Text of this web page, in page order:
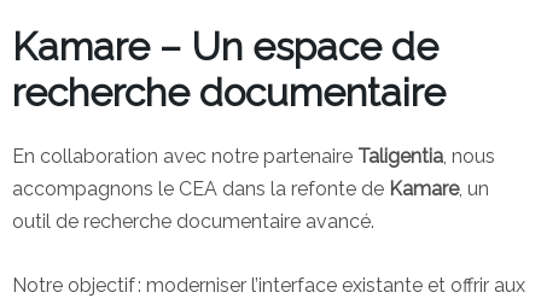
Kamare – Un espace de
recherche documentaire
En collaboration avec notre partenaire Taligentia, nous
accompagnons le CEA dans la refonte de Kamare, un
outil de recherche documentaire avancé.
Notre objectif : moderniser l’interface existante et offrir aux